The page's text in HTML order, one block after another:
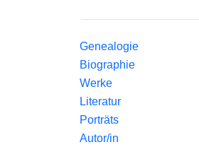
Genealogie
Biographie
Werke
Literatur
Porträts
Autor/in